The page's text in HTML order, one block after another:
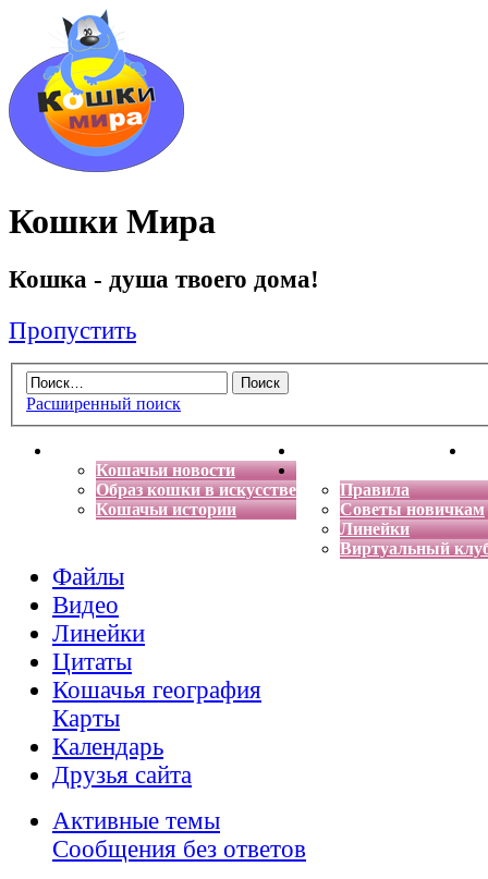
Кошки Мира
Кошка - душа твоего дома!
Пропустить
Расширенный поиск
Кошачьи новости
Образ кошки в искусстве
Кошачьи истории
Энциклопедия кошек
Правила
Советы новичкам
Линейки
Виртуальный
Файлы
Видео
Линейки
Цитаты
Кошачья география
Карты
Календарь
Друзья сайта
Активные темы
Сообщения без ответов